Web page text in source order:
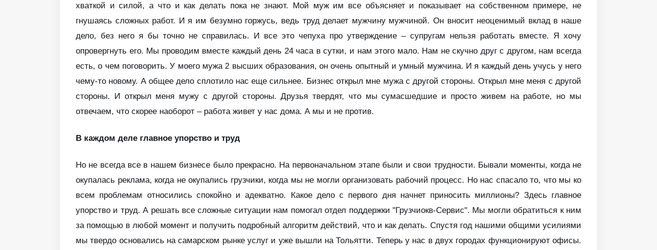
хваткой и силой, а что и как делать пока не знают. Мой муж им все объясняет и показывает на собственном примере, не
гнушаясь сложных работ. И я им безумно горжусь, ведь труд делает мужчину мужчиной. Он вносит неоценимый вклад в наше
дело, без него я бы точно не справилась. И все это чепуха про утверждение – супругам нельзя работать вместе. Я хочу
опровергнуть его. Мы проводим вместе каждый день 24 часа в сутки, и нам этого мало. Нам не скучно друг с другом, нам всегда
есть, о чем поговорить. У моего мужа 2 высших образования, он очень опытный и умный мужчина. И я каждый день учусь у него
чему-то новому. А общее дело сплотило нас еще сильнее. Бизнес открыл мне мужа с другой стороны. Открыл мне меня с другой
стороны. И открыл меня мужу с другой стороны. Друзья твердят, что мы сумасшедшие и просто живем на работе, но мы
отвечаем, что скорее наоборот – работа живет у нас дома. А мы и не против.
В каждом деле главное упорство и труд
Но не всегда все в нашем бизнесе было прекрасно. На первоначальном этапе были и свои трудности. Бывали моменты, когда не
окупалась реклама, когда не окупались грузчики, когда мы не могли организовать рабочий процесс. Но нас спасало то, что мы ко
всем проблемам относились спокойно и адекватно. Какое дело с первого дня начнет приносить миллионы? Здесь главное
упорство и труд. А решать все сложные ситуации нам помогал отдел поддержки "Грузчиокв-Сервис". Мы могли обратиться к ним
за помощью в любой момент и получить подробный алгоритм действий, что и как делать. Спустя год нашими общими усилиями
мы твердо основались на самарском рынке услуг и уже вышли на Тольятти. Теперь у нас в двух городах функционируют офисы.